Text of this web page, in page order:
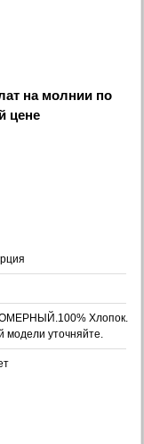
на молниипо
цене
Хлопок.
модели уточняйте.